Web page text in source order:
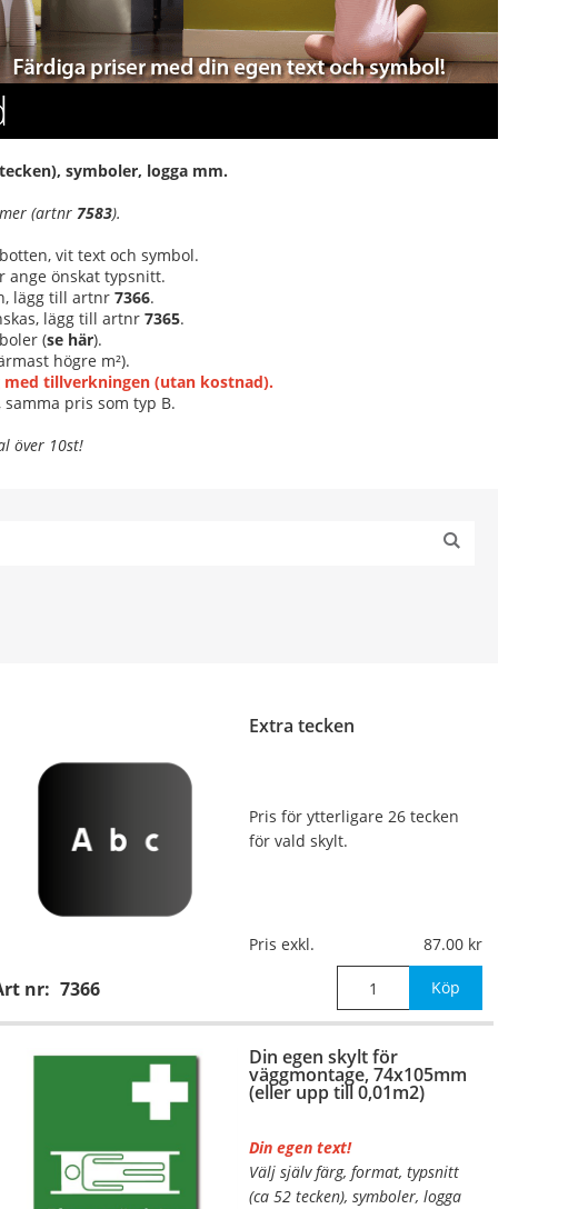
symboler, logga mm.
(artnr 7583).
vit text och symbol.
ange önskat typsnitt.
lägg till artnr 7366.
lägg till artnr 7365.
(se här).
högre m²).
med tillverkningen (utan kostnad).
samma pris som typ B.
över 10st!
Extra tecken
nr: 7366
Pris för ytterligare 26 tecken
för vald skylt.
Pris exkl. 87.00
Köp
Din egen skylt för
väggmontage, 74x105mm
(eller upp till 0,01m2)
Din egen text!
Välj själv färg, format, typsnitt
(ca 52 tecken), symboler, logga